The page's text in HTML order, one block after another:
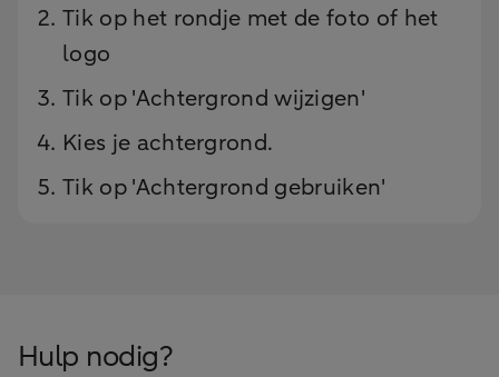
Tik op het rondje met de foto of het
logo
Tik op 'Achtergrond wijzigen'
Kies je achtergrond.
Tik op 'Achtergrond gebruiken'
Hulp nodig?